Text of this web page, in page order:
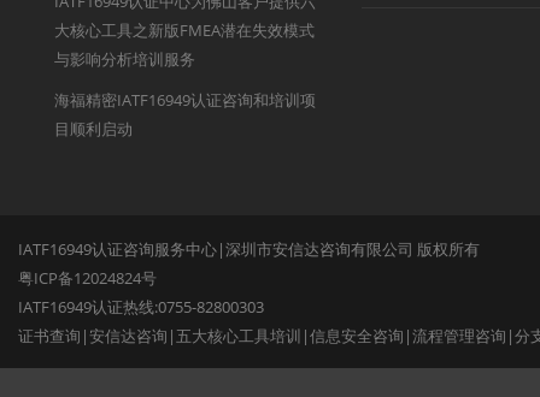
大核心工具之新版FMEA潜在失效模式
与影响分析培训服务
海福精密IATF16949认证咨询和培训项
目顺利启动
IATF16949认证咨询服务中心|深圳市安信达咨询有限公司 版权所有
粤ICP备12024824号
IATF16949认证热线:0755-82800303
证书查询 |安信达咨询 | 五大核心工具培训 |信息安全咨询 |流程管理咨询 |分